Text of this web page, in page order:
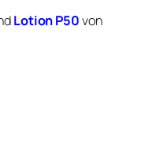
Lotion P50von